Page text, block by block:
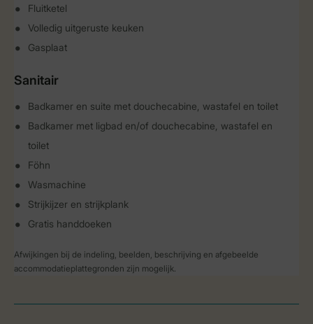
Fluitketel
Volledig uitgeruste keuken
Gasplaat
Sanitair
Badkamer en suite met douchecabine, wastafel en toilet
Badkamer met ligbad en/of douchecabine, wastafel en
toilet
Föhn
Wasmachine
Strijkijzer en strijkplank
Gratis handdoeken
Afwijkingen bij de indeling, beelden, beschrijving en afgebeelde
accommodatieplattegronden zijn mogelijk.